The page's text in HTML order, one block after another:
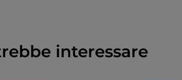
interessare